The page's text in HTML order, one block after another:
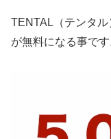
TENTAL（テンタ
が無料になる事です